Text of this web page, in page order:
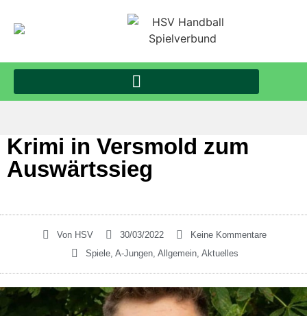
Krimi in Versmold zum
Auswärtssieg
Von HSV 30/03/2022
Keine Kommentare
Spiele, A-Jungen, Allgemein, Aktuelles